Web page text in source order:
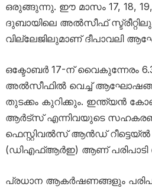
ഒരുങ്ങുന്നു. ഈ മാസം 17, 18, 19,
ദുബായിലെ അൽസീഫ്
വില്ലേജിലുമാണ് ദീപാവലി
ഒക്ടോബർ 17-ന് വൈകുന്നേരം
അൽസീഫിൽ വെച്ച്
തുടക്കം കുറിക്കും. ഇന്ത്യൻ
ആർട്സ് എന്നിവയുടെ
ഫെസ്റ്റിവൽസ് ആൻഡ് റീട്ടെയ്ൽ
(ഡിഎഫ്ആർഇ) ആണ് പരിപാടി
പ്രധാന ആകർഷണങ്ങളും